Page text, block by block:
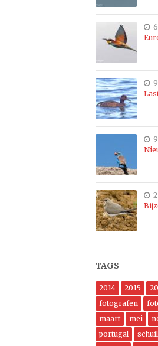
TAGS
2014 2015
fotografen
maart
mei
portugal